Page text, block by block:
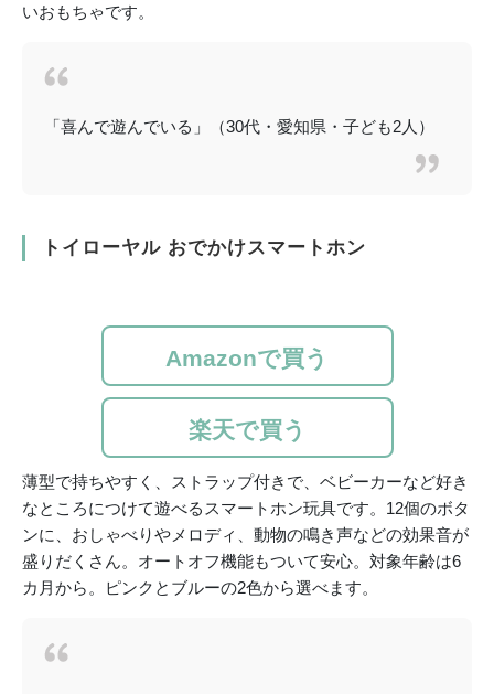
いおもちゃです。
「喜んで遊んでいる」（30代・愛知県・子ども2人）
トイローヤル おでかけスマートホン
Amazonで買う
楽天で買う
薄型で持ちやすく、ストラップ付きで、ベビーカーなど好き
なところにつけて遊べるスマートホン玩具です。12個のボタ
ンに、おしゃべりやメロディ、動物の鳴き声などの効果音が
盛りだくさん。オートオフ機能もついて安心。対象年齢は6
カ月から。ピンクとブルーの2色から選べます。